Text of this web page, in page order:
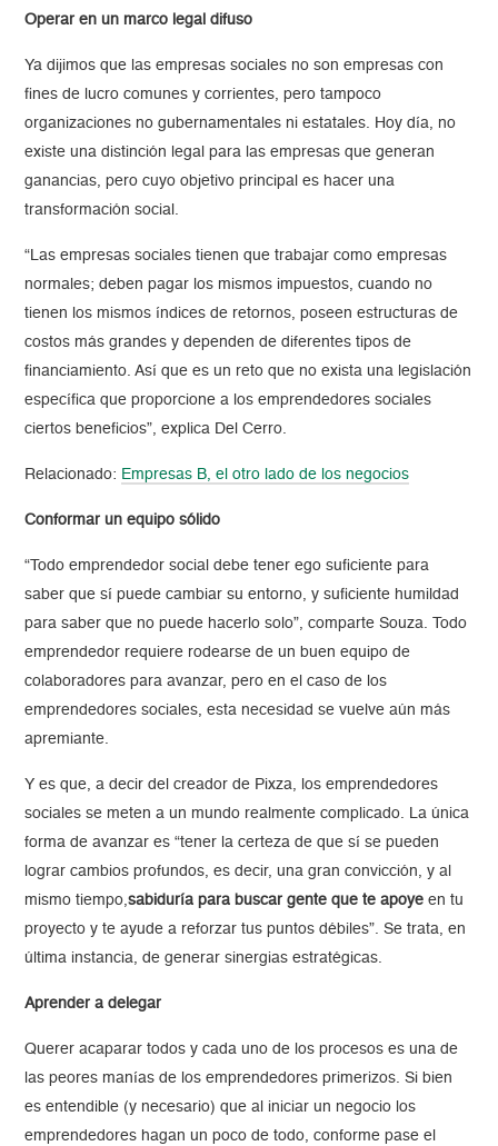
Operar en un marco legal difuso
Ya dijimos que las empresas sociales no son empresas con
fines de lucro comunes y corrientes, pero tampoco
organizaciones no gubernamentales ni estatales. Hoy día, no
existe una distinción legal para las empresas que generan
ganancias, pero cuyo objetivo principal es hacer una
transformación social.
“Las empresas sociales tienen que trabajar como empresas
normales; deben pagar los mismos impuestos, cuando no
tienen los mismos índices de retornos, poseen estructuras de
costos más grandes y dependen de diferentes tipos de
financiamiento. Así que es un reto que no exista una legislación
específica que proporcione a los emprendedores sociales
ciertos beneficios”, explica Del Cerro.
Relacionado: Empresas B, el otro lado de los negocios
Conformar un equipo sólido
“Todo emprendedor social debe tener ego suficiente para
saber que sí puede cambiar su entorno, y suficiente humildad
para saber que no puede hacerlo solo”, comparte Souza. Todo
emprendedor requiere rodearse de un buen equipo de
colaboradores para avanzar, pero en el caso de los
emprendedores sociales, esta necesidad se vuelve aún más
apremiante.
Y es que, a decir del creador de Pixza, los emprendedores
sociales se meten a un mundo realmente complicado. La única
forma de avanzar es “tener la certeza de que sí se pueden
lograr cambios profundos, es decir, una gran convicción, y al
mismo tiempo,sabiduría para buscar gente que te apoye en tu
proyecto y te ayude a reforzar tus puntos débiles”. Se trata, en
última instancia, de generar sinergias estratégicas.
Aprender a delegar
Querer acaparar todos y cada uno de los procesos es una de
las peores manías de los emprendedores primerizos. Si bien
es entendible (y necesario) que al iniciar un negocio los
emprendedores hagan un poco de todo, conforme pase el